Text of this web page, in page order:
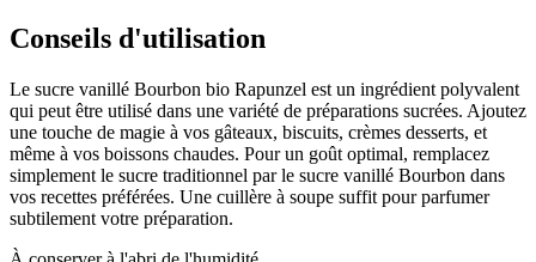
Conseils d'utilisation
Le sucre vanillé Bourbon bio Rapunzel est un ingrédient polyvalent
qui peut être utilisé dans une variété de préparations sucrées. Ajoutez
une touche de magie à vos gâteaux, biscuits, crèmes desserts, et
même à vos boissons chaudes. Pour un goût optimal, remplacez
simplement le sucre traditionnel par le sucre vanillé Bourbon dans
vos recettes préférées. Une cuillère à soupe suffit pour parfumer
subtilement votre préparation.